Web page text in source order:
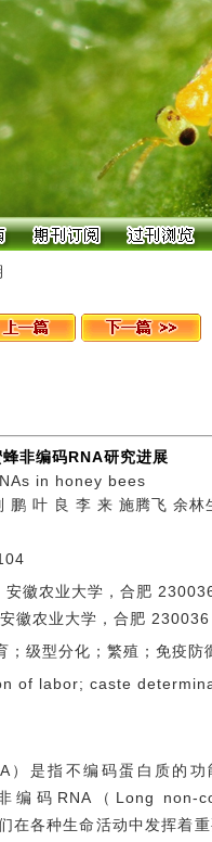
蜂非编码RNA研究进展
in honey bees
鹏 叶 良 李 来 施腾飞 余林
徽农业大学，合肥
徽农业大学，合肥
；级型分化；繁殖；免疫防
of labor; caste
）是指不编码蛋白质的
编码RNA（Long non-
各种生命活动中发挥着